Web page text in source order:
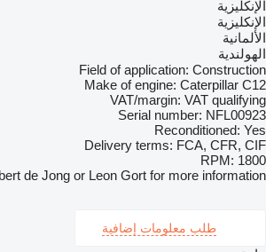
الإنكليزية
الإنكليزية
الألمانية
الهولندية
Field of application: Construction
Make of engine: Caterpillar C12
VAT/margin: VAT qualifying
Serial number: NFL00923
Reconditioned: Yes
Delivery terms: FCA, CFR, CIF
RPM: 1800
de Jong or Leon Gort for more information
طلب معلومات إضافية